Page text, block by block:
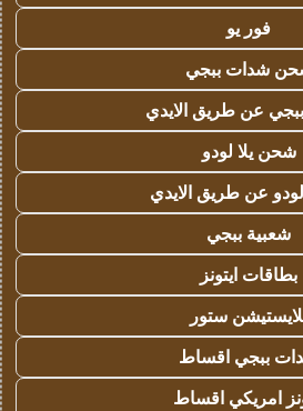
فور يو
شدات ببجي
عن طريق الايدي
شحن يلا لودو
عن طريق الايدي
شعبية ببجي
بطاقات ايتونز
ستور
ببجي اقساط
امريكي اقساط